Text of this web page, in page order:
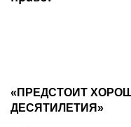
«ПРЕДСТОИТ
ДЕСЯТИЛЕТИЯ»